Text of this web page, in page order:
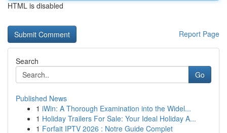
HTML is disabled
Report Page
Search
Go
Published News
1 iWin: A Thorough Examination into the Widel...
1 Holiday Trailers For Sale: Your Ideal Holiday A...
1 Forfait IPTV 2026 : Notre Guide Complet